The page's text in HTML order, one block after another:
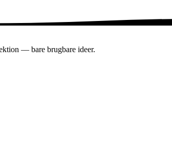
— bare brugbare ideer.